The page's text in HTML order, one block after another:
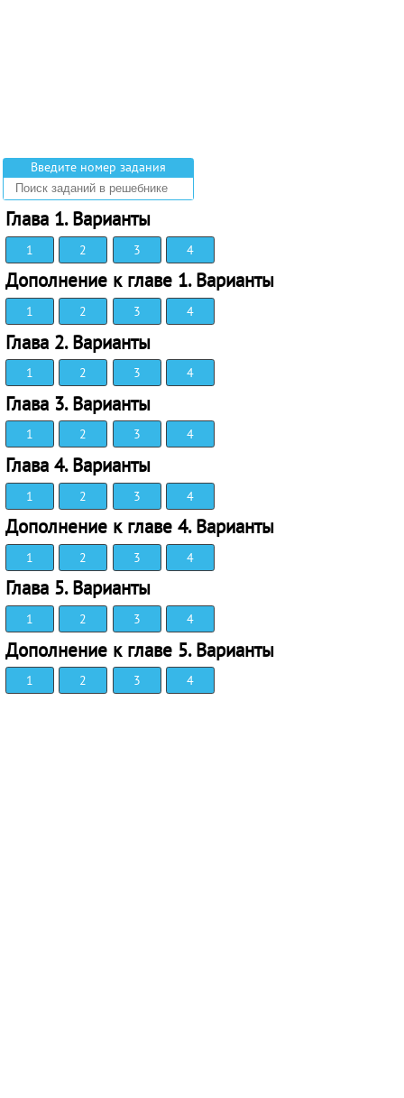
Введите номер задания
Глава 1. Варианты
1 2 3 4
Дополнение к главе 1. Варианты
1 2 3 4
Глава 2. Варианты
1 2 3 4
Глава 3. Варианты
1 2 3 4
Глава 4. Варианты
1 2 3 4
Дополнение к главе 4. Варианты
1 2 3 4
Глава 5. Варианты
1 2 3 4
Дополнение к главе 5. Варианты
1 2 3 4